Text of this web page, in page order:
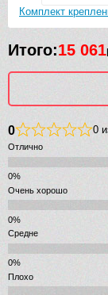
Комплект
Итого:15 061
0 0
Отлично
Очень хорошо
Средне
Плохо